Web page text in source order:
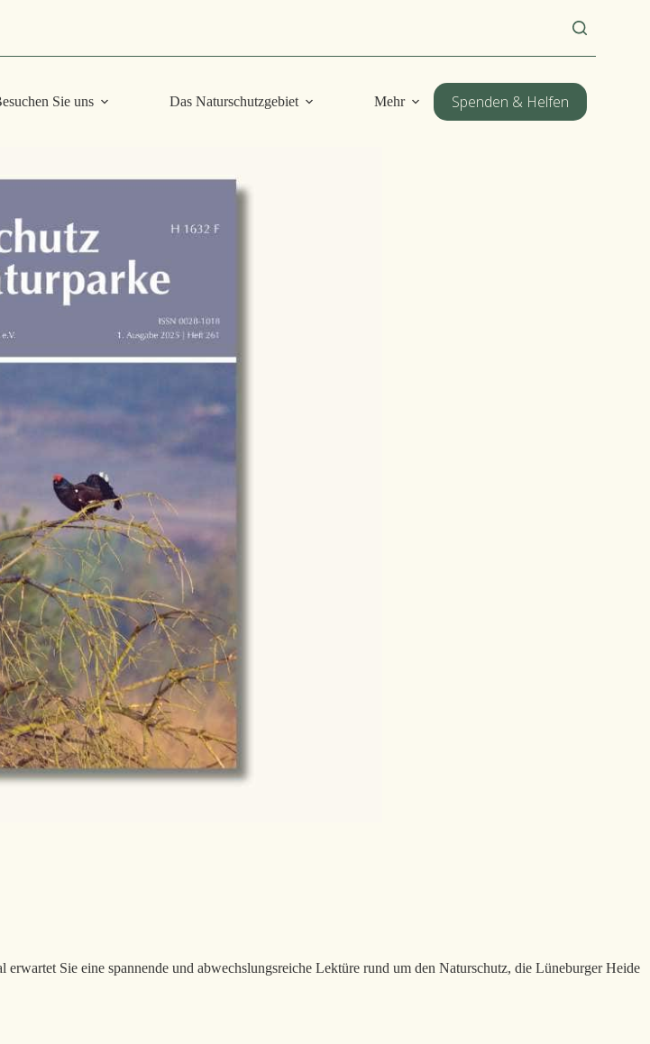
Sie uns Das Naturschutzgebiet Mehr
DE
EN
Spenden & Helfen
Sie eine spannende und abwechslungsreiche Lektüre rund um den Naturschutz, die Lüneburger Heide